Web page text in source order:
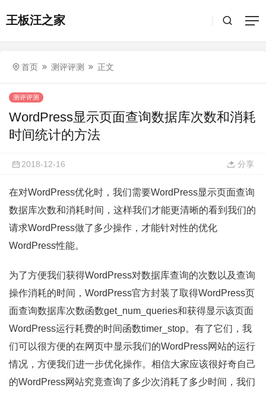
王板汪之家
首页 测评评测 正文
测评评测
WordPress显示页面查询数据库次数和消耗
时间统计的方法
2018-12-16 分享
在对WordPress优化时，我们需要WordPress显示页面查询
数据库次数和消耗时间，这样我们才能更清晰的看到我们的
请求WordPress做了多少操作，才能针对性的优化
WordPress性能。
为了方便我们获得WordPress对数据库查询的次数以及查询
操作消耗的时间，WordPress官方封装了取得WordPress页
面查询数据库次数函数get_num_queries和获得显示该页面
WordPress运行耗费的时间函数timer_stop。有了它们，我
们可以很方便的在网页中显示我们的WordPress网站的运行
情况，方便我们进一步优化操作。相信大家应该很好奇自己
的WordPress网站究竟查询了多少次消耗了多少时间，我们